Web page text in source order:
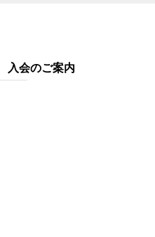
入会のご案内